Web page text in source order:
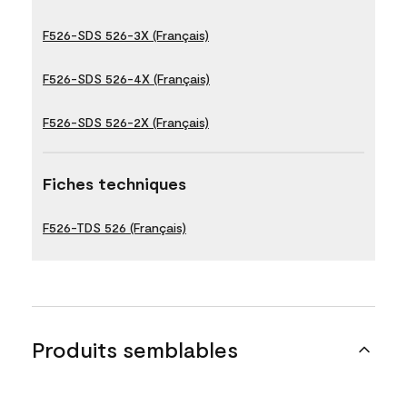
F526-SDS 526-3X (Français)
F526-SDS 526-4X (Français)
F526-SDS 526-2X (Français)
Fiches techniques
F526-TDS 526 (Français)
Produits semblables